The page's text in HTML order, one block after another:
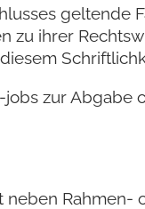
geltende
zu ihrer
zur